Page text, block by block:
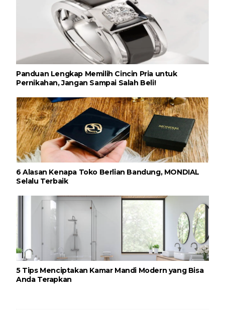
Panduan Lengkap Memilih Cincin Pria untuk
Pernikahan, Jangan Sampai Salah Beli!
6 Alasan Kenapa Toko Berlian Bandung, MONDIAL
Selalu Terbaik
5 Tips Menciptakan Kamar Mandi Modern yang Bisa
Anda Terapkan